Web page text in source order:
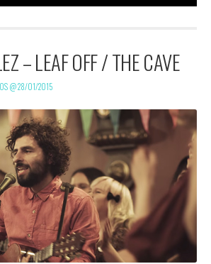
– LEAF OFF / THE CAVE
@28/01/2015